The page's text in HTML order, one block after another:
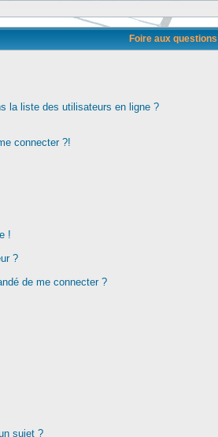
Foire aux questions
la liste des utilisateurs en ligne ?
connecter ?!
!
?
de me connecter ?
sujet ?